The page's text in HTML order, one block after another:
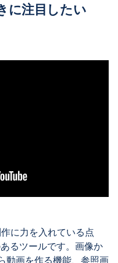
に注目したい
に力を入れている点
るツールです。画像か
動画を作る機能、参照画